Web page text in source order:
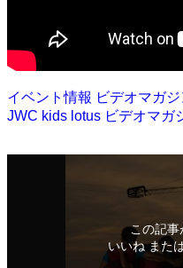
イベント情報 ビデオマガ
JWC kids lotus ビデオマガ
この記事
いいね また